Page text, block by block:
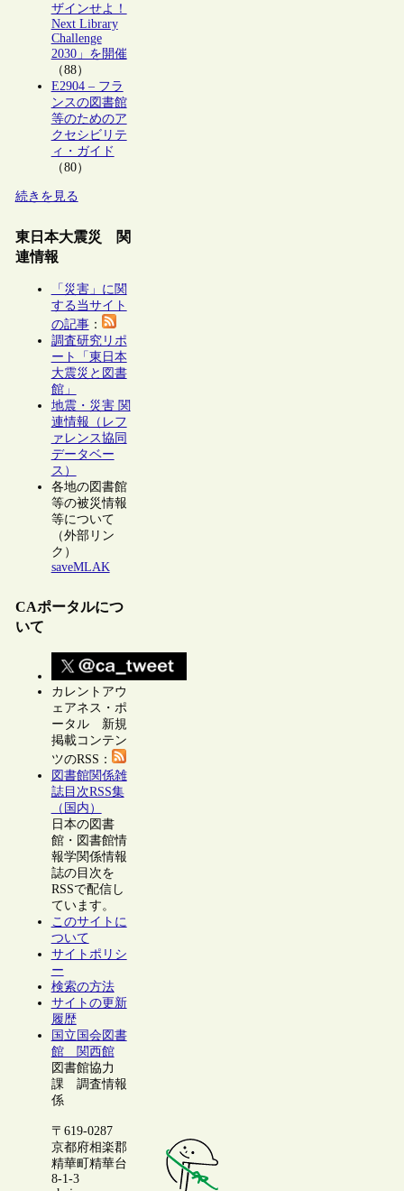
ザインせよ！
Next Library
Challenge
2030」を開催
（88）
E2904 – フラ
ンスの図書館
等のためのア
クセシビリテ
ィ・ガイド
（80）
続きを見る
東日本大震災 関
連情報
「災害」に関
する当サイト
の記事：
調査研究リポ
ート「東日本
大震災と図書
館」
地震・災害 関
連情報（レフ
ァレンス協同
データベー
ス）
各地の図書館
等の被災情報
等について
（外部リン
ク）
saveMLAK
CAポータルにつ
いて
カレントアウ
ェアネス・ポ
ータル 新規
掲載コンテン
ツのRSS：
図書館関係雑
誌目次RSS集
（国内）
日本の図書
館・図書館情
報学関係情報
誌の目次を
RSSで配信し
ています。
このサイトに
ついて
サイトポリシ
ー
検索の方法
サイトの更新
履歴
国立国会図書
館 関西館
図書館協力
課 調査情報
係
〒619-0287
京都府相楽郡
精華町精華台
8-1-3